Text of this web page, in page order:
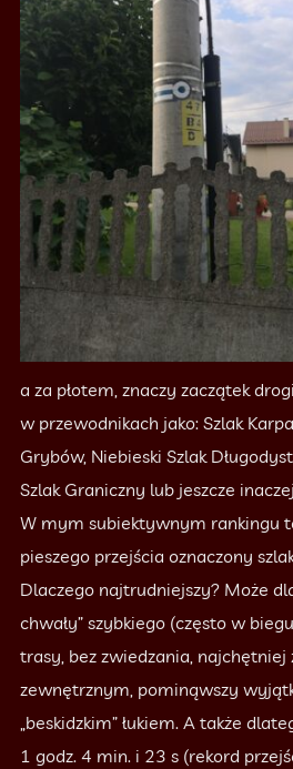
a za płotem, znaczy zaczątek
w przewodnikach jako: Szlak
Grybów, Niebieski Szlak
Szlak Graniczny lub jeszcze
W mym subiektywnym rankingu
pieszego przejścia oznaczony
Dlaczego najtrudniejszy? Może
chwały” szybkiego (często w
trasy, bez zwiedzania, najchętniej
zewnętrznym, pominąwszy
„beskidzkim” łukiem. A także
1 godz. 4 min. i 23 s (rekord